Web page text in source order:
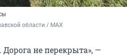
области / MAX
не перекрыта», —